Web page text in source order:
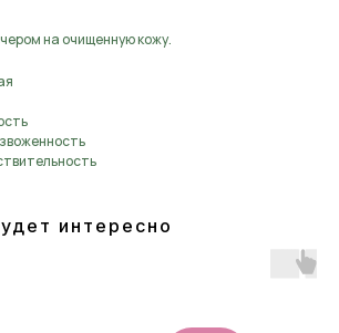
на очищенную кожу.
интересно